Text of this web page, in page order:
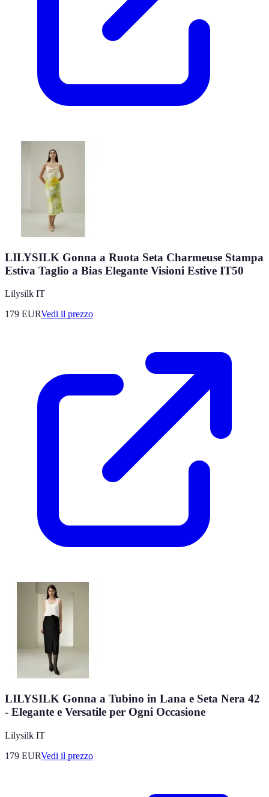
LILYSILK Gonna a Ruota Seta Charmeuse Stampa
Estiva Taglio a Bias Elegante Visioni Estive IT50
Lilysilk IT
179 EURVedi il prezzo
LILYSILK Gonna a Tubino in Lana e Seta Nera 42
- Elegante e Versatile per Ogni Occasione
Lilysilk IT
179 EURVedi il prezzo